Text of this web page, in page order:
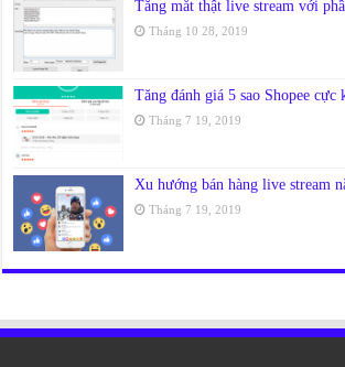
Tăng mắt thật live stream với
Tháng 10 28, 2019
Tăng đánh giá 5 sao Shopee cực
Tháng 7 19, 2019
Xu hướng bán hàng live stream
Tháng 7 19, 2019